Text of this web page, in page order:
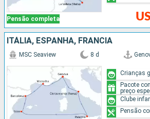
Pensão completa
ITÁLIA, ESPANHA, FRANCIA
MSC Seaview 8 d
Crianças
Pacote
preço
Clube
Pensão